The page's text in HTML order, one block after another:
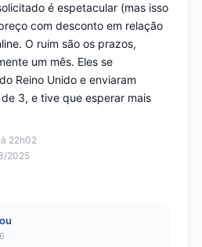
22h02
2025
é espetacular (mas isso
com desconto em relação
O ruim são os prazos,
um mês. Eles se
Reino Unido e enviaram
3, e tive que esperar mais